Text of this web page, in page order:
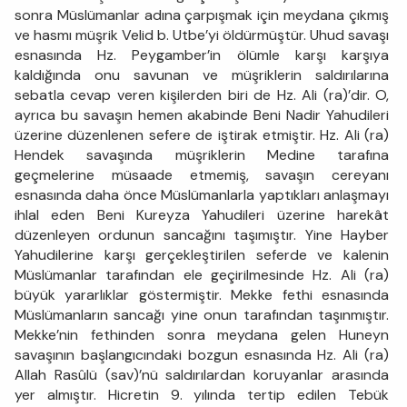
sonra Müslümanlar adına çarpışmak için meydana çıkmış
ve hasmı müşrik Velid b. Utbe’yi öldürmüştür. Uhud savaşı
esnasında Hz. Peygamber’in ölümle karşı karşıya
kaldığında onu savunan ve müşriklerin saldırılarına
sebatla cevap veren kişilerden biri de Hz. Ali (ra)’dir. O,
ayrıca bu savaşın hemen akabinde Beni Nadir Yahudileri
üzerine düzenlenen sefere de iştirak etmiştir. Hz. Ali (ra)
Hendek savaşında müşriklerin Medine tarafına
geçmelerine müsaade etmemiş, savaşın cereyanı
esnasında daha önce Müslümanlarla yaptıkları anlaşmayı
ihlal eden Beni Kureyza Yahudileri üzerine harekât
düzenleyen ordunun sancağını taşımıştır. Yine Hayber
Yahudilerine karşı gerçekleştirilen seferde ve kalenin
Müslümanlar tarafından ele geçirilmesinde Hz. Ali (ra)
büyük yararlıklar göstermiştir. Mekke fethi esnasında
Müslümanların sancağı yine onun tarafından taşınmıştır.
Mekke’nin fethinden sonra meydana gelen Huneyn
savaşının başlangıcındaki bozgun esnasında Hz. Ali (ra)
Allah Rasûlü (sav)’nü saldırılardan koruyanlar arasında
yer almıştır. Hicretin 9. yılında tertip edilen Tebük